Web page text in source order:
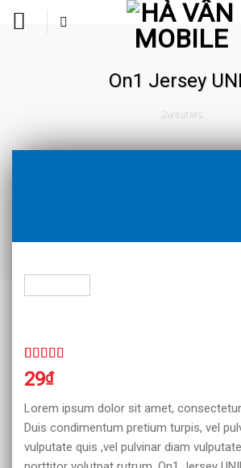
Skip
On1 Jersey
Sweaters
5.00trên 5
dựa trên
1
29₫
Lorem ipsum dolor sit amet,
Duis condimentum pretium turpis, vel
vulputate quis ,vel pulvinar diam